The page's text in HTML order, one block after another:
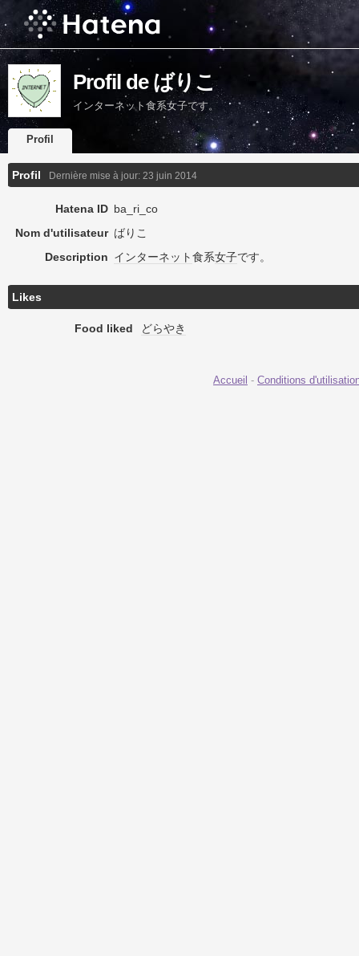
Profil de ばりこ
インターネット食系女子です。
Profil
Profil Dernière mise à jour: 23 juin 2014
Hatena ID ba_ri_co
Nom d'utilisateur ばりこ
Description インターネット食系女子です。
Likes
Food liked どらやき
Accueil - Conditions